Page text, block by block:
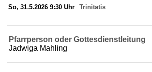
So, 31.5.2026 9:30 Uhr Trinitatis
Pfarrperson oder Gottesdienstleitung
Jadwiga Mahling